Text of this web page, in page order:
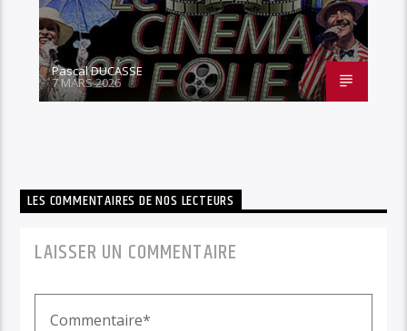
Pascal DUCASSE
7 MARS 2026
LES COMMENTAIRES DE NOS LECTEURS
LAISSER UN COMMENTAIRE